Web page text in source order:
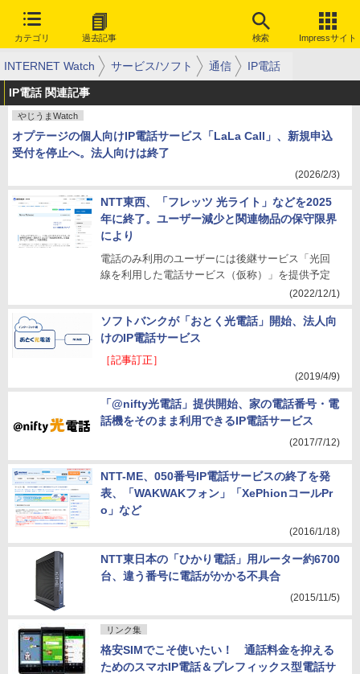
カテゴリ 過去記事 検索 Impressサイト
INTERNET Watch サービス/ソフト 通信 IP電話
IP電話 関連記事
やじうまWatch
オプテージの個人向けIP電話サービス「LaLa Call」、新規申込
受付を停止へ。法人向けは終了
(2026/2/3)
NTT東西、「フレッツ 光ライト」などを2025
年に終了。ユーザー減少と関連物品の保守限界
により
電話のみ利用のユーザーには後継サービス「光回
線を利用した電話サービス（仮称）」を提供予定
(2022/12/1)
ソフトバンクが「おとく光電話」開始、法人向
けのIP電話サービス
［記事訂正］
(2019/4/9)
「@nifty光電話」提供開始、家の電話番号・電
話機をそのまま利用できるIP電話サービス
(2017/7/12)
NTT-ME、050番号IP電話サービスの終了を発
表、「WAKWAKフォン」「XePhionコールPr
o」など
(2016/1/18)
NTT東日本の「ひかり電話」用ルーター約6700
台、違う番号に電話がかかる不具合
(2015/11/5)
リンク集
格安SIMでこそ使いたい！ 通話料金を抑える
ためのスマホIP電話＆プレフィックス型電話サ